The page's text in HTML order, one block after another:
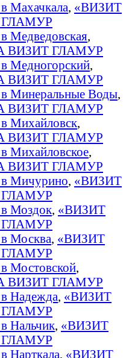
, «ВИЗИТ
,
ВИЗИТ ГЛАМУР
,
ВИЗИТ ГЛАМУР
Воды,
ВИЗИТ ГЛАМУР
,
ВИЗИТ ГЛАМУР
,
ВИЗИТ ГЛАМУР
Мичурино, «ВИЗИТ
Моздок, «ВИЗИТ
Москва, «ВИЗИТ
,
ВИЗИТ ГЛАМУР
, «ВИЗИТ
, «ВИЗИТ
, «ВИЗИТ